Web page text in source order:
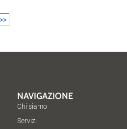
>>
NAVIGAZIONE
Chi siamo
Servizi